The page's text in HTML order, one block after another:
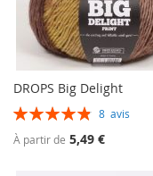
DROPS Big Delight
Évaluation:
8 avis
À partir de 5,49 €